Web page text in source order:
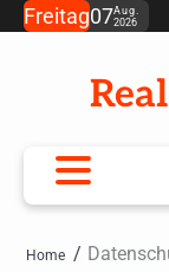
SkipFreitag07Aug.
2026
Home